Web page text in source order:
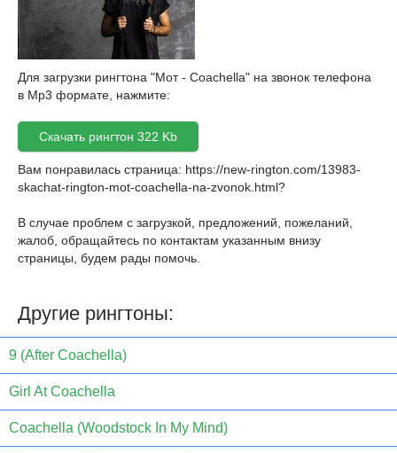
Для загрузки рингтона "Мот - Coachella" на звонок телефона
в Mp3 формате, нажмите:
Скачать рингтон 322 Kb
Вам понравилась страница: https://new-rington.com/13983-
skachat-rington-mot-coachella-na-zvonok.html?
В случае проблем с загрузкой, предложений, пожеланий,
жалоб, обращайтесь по контактам указанным внизу
страницы, будем рады помочь.
Другие рингтоны:
9 (After Coachella)
Girl At Coachella
Coachella (Woodstock In My Mind)